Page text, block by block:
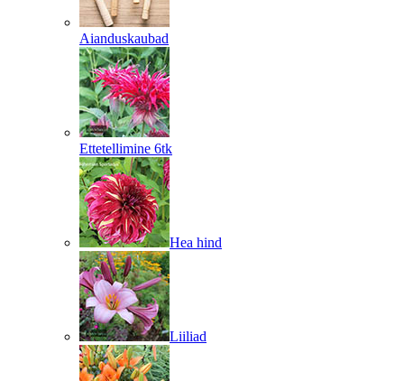
Aianduskaubad
Ettetellimine 6tk
Hea hind
Liiliad